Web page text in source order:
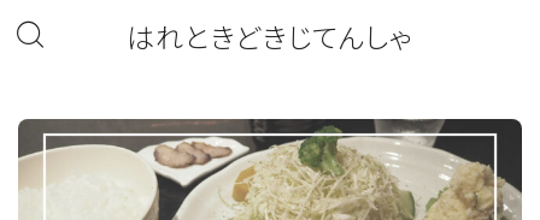
はれときどきじてんしゃ